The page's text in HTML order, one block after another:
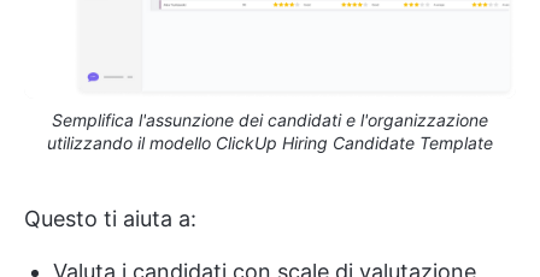
Semplifica l'assunzione dei candidati e l'organizzazione
utilizzando il modello ClickUp Hiring Candidate Template
Questo ti aiuta a: